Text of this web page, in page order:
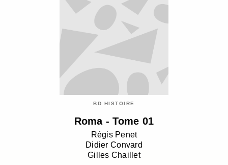
BD HISTOIRE
Roma - Tome 01
Régis Penet
Didier Convard
Gilles Chaillet